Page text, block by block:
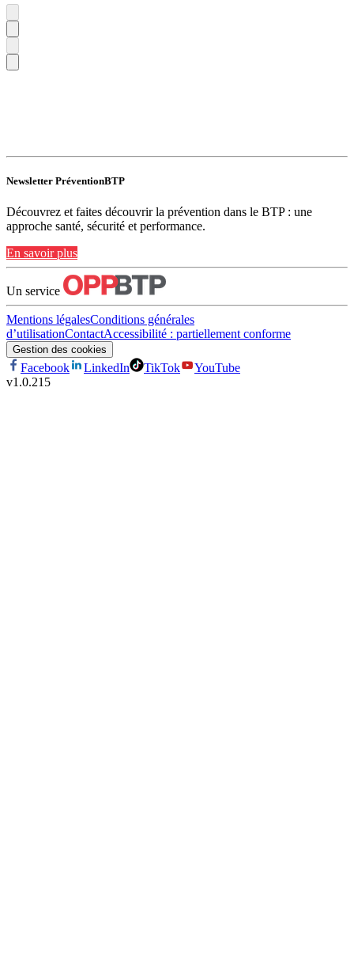
Newsletter PréventionBTP
Découvrez et faites découvrir la prévention dans le BTP : une
approche santé, sécurité et performance.
En savoir plus
Un service
Mentions légalesConditions générales
d’utilisationContactAccessibilité : partiellement conforme
Gestion des cookies
Facebook LinkedIn TikTok
YouTube
v1.0.215